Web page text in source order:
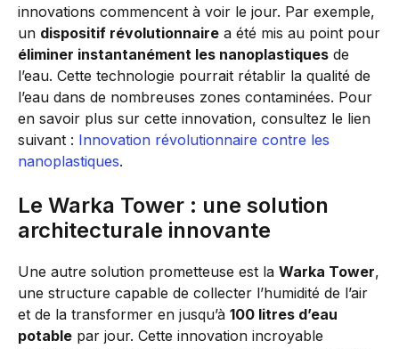
innovations commencent à voir le jour. Par exemple,
un dispositif révolutionnaire a été mis au point pour
éliminer instantanément les nanoplastiques de
l’eau. Cette technologie pourrait rétablir la qualité de
l’eau dans de nombreuses zones contaminées. Pour
en savoir plus sur cette innovation, consultez le lien
suivant : Innovation révolutionnaire contre les
nanoplastiques.
Le Warka Tower : une solution
architecturale innovante
Une autre solution prometteuse est la Warka Tower,
une structure capable de collecter l’humidité de l’air
et de la transformer en jusqu’à 100 litres d’eau
potable par jour. Cette innovation incroyable